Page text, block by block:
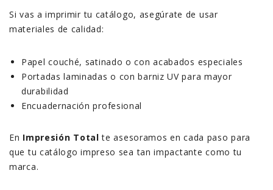
Si vas a imprimir tu catálogo, asegúrate de usar
materiales de calidad:
Papel couché, satinado o con acabados especiales
Portadas laminadas o con barniz UV para mayor
durabilidad
Encuadernación profesional
En Impresión Total te asesoramos en cada paso para
que tu catálogo impreso sea tan impactante como tu
marca.